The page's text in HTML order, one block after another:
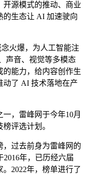
源模式的推动、商业
的生态让 AI 加速驶向
火爆，为人工智能注
声音、视觉等多模态
能力，给内容创作生
动了 AI 技术落地在产
，雷峰网于今年10月
评选计划。
过去前身为雷峰网的
年，已历经六届
2022年，榜单进行了